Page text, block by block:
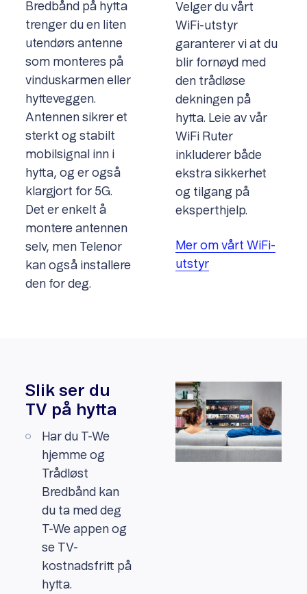
Bredbånd på hytta
trenger du en liten
utendørs antenne
som monteres på
vinduskarmen eller
hytteveggen.
Antennen sikrer et
sterkt og stabilt
mobilsignal inn i
hytta, og er også
klargjort for 5G.
Det er enkelt å
montere antennen
selv, men Telenor
kan også installere
den for deg.
Velger du vårt
WiFi-utstyr
garanterer vi at du
blir fornøyd med
den trådløse
dekningen på
hytta. Leie av vår
WiFi Ruter
inkluderer både
ekstra sikkerhet
og tilgang på
eksperthjelp.
Mer om vårt WiFi-
utstyr
Slik ser du
TV på hytta
Har du T-We
hjemme og
Trådløst
Bredbånd kan
du ta med deg
T-We appen og
se TV-
kostnadsfritt på
hytta.